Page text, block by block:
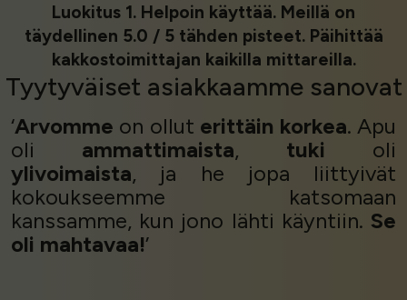
Luokitus 1. Helpoin käyttää. Meillä on
täydellinen 5.0 / 5 tähden pisteet. Päihittää
kakkostoimittajan kaikilla mittareilla.
Tyytyväiset asiakkaamme sanovat
‘Arvomme on ollut erittäin korkea. Apu
oli ammattimaista, tuki oli
ylivoimaista, ja he jopa liittyivät
kokoukseemme katsomaan
kanssamme, kun jono lähti käyntiin. Se
oli mahtavaa!’